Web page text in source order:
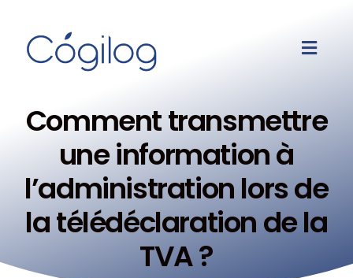
Comment transmettre
une information à
l’administration lors de
la télédéclaration de la
TVA ?